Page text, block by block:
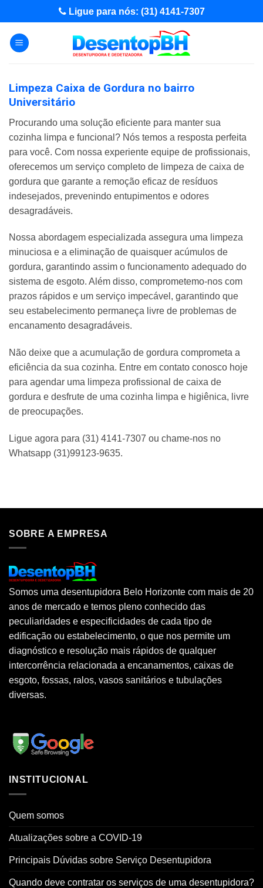
to
content
Ligue para nós: (31) 4141-7307
Limpeza Caixa de Gordura no bairro
Universitário
Procurando uma solução eficiente para manter sua
cozinha limpa e funcional? Nós temos a resposta perfeita
para você. Com nossa experiente equipe de profissionais,
oferecemos um serviço completo de limpeza de caixa de
gordura que garante a remoção eficaz de resíduos
indesejados, prevenindo entupimentos e odores
desagradáveis.
Nossa abordagem especializada assegura uma limpeza
minuciosa e a eliminação de quaisquer acúmulos de
gordura, garantindo assim o funcionamento adequado do
sistema de esgoto. Além disso, comprometemo-nos com
prazos rápidos e um serviço impecável, garantindo que
seu estabelecimento permaneça livre de problemas de
encanamento desagradáveis.
Não deixe que a acumulação de gordura comprometa a
eficiência da sua cozinha. Entre em contato conosco hoje
para agendar uma limpeza profissional de caixa de
gordura e desfrute de uma cozinha limpa e higiênica, livre
de preocupações.
Ligue agora para (31) 4141-7307 ou chame-nos no
Whatsapp (31)99123-9635.
SOBRE A EMPRESA
Somos uma desentupidora Belo Horizonte com mais de 20
anos de mercado e temos pleno conhecido das
peculiaridades e especificidades de cada tipo de
edificação ou estabelecimento, o que nos permite um
diagnóstico e resolução mais rápidos de qualquer
intercorrência relacionada a encanamentos, caixas de
esgoto, fossas, ralos, vasos sanitários e tubulações
diversas.
INSTITUCIONAL
Quem somos
Atualizações sobre a COVID-19
Principais Dúvidas sobre Serviço Desentupidora
Quando deve contratar os serviços de uma desentupidora?